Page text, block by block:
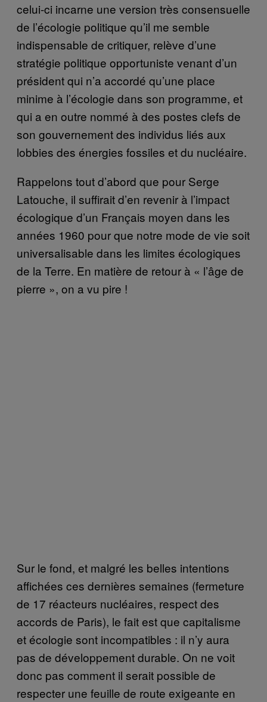
celui-ci incarne une version très consensuelle
de l’écologie politique qu’il me semble
indispensable de critiquer, relève d’une
stratégie politique opportuniste venant d’un
président qui n’a accordé qu’une place
minime à l’écologie dans son programme, et
qui a en outre nommé à des postes clefs de
son gouvernement des individus liés aux
lobbies des énergies fossiles et du nucléaire.
Rappelons tout d’abord que pour Serge
Latouche, il suffirait d’en revenir à l’impact
écologique d’un Français moyen dans les
années 1960 pour que notre mode de vie soit
universalisable dans les limites écologiques
de la Terre. En matière de retour à « l’âge de
pierre », on a vu pire !
Sur le fond, et malgré les belles intentions
affichées ces dernières semaines (fermeture
de 17 réacteurs nucléaires, respect des
accords de Paris), le fait est que capitalisme
et écologie sont incompatibles : il n’y aura
pas de développement durable. On ne voit
donc pas comment il serait possible de
respecter une feuille de route exigeante en